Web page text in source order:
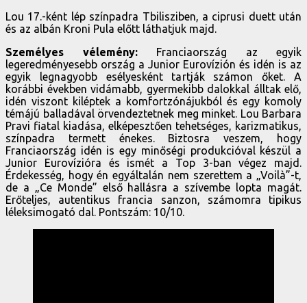
Lou 17.-ként lép színpadra Tbilisziben, a ciprusi duett után
és az albán Kroni Pula előtt láthatjuk majd.
Személyes vélemény:Franciaország az egyik
legeredményesebb ország a Junior Eurovízión és idén is az
egyik legnagyobb esélyesként tartják számon őket. A
korábbi években vidámabb, gyermekibb dalokkal álltak elő,
idén viszont kiléptek a komfortzónájukból és egy komoly
témájú balladával örvendeztetnek meg minket. Lou Barbara
Pravi fiatal kiadása, elképesztően tehetséges, karizmatikus,
színpadra termett énekes. Biztosra veszem, hogy
Franciaország idén is egy minőségi produkcióval készül a
Junior Eurovízióra és ismét a Top 3-ban végez majd.
Érdekesség, hogy én egyáltalán nem szerettem a „Voilà”-t,
de a „Ce Monde” első hallásra a szívembe lopta magát.
Erőteljes, autentikus francia sanzon, számomra tipikus
léleksimogató dal. Pontszám: 10/10.